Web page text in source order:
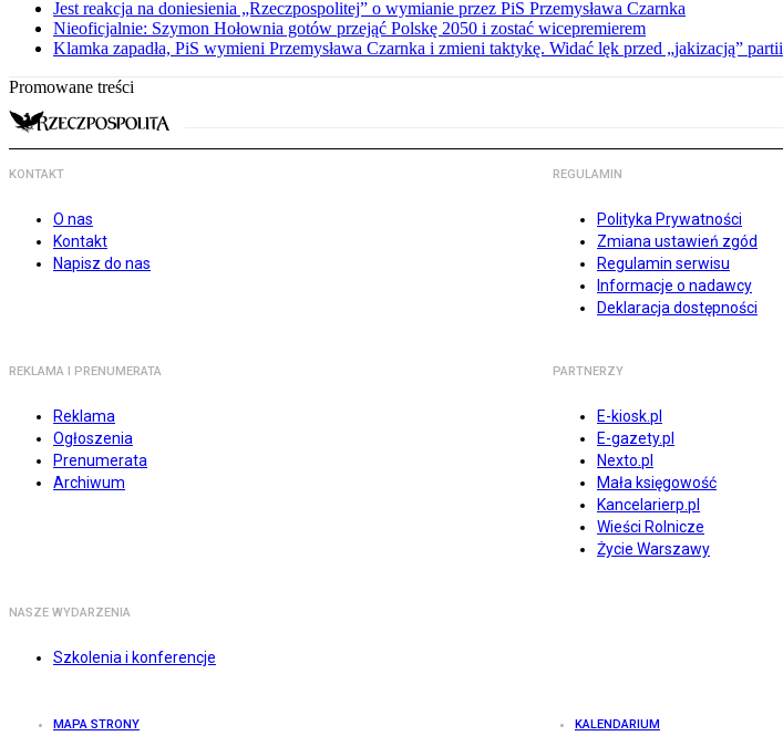
Jest reakcja na doniesienia „Rzeczpospolitej” o wymianie przez PiS Przemysława Czarnka
Nieoficjalnie: Szymon Hołownia gotów przejąć Polskę 2050 i zostać wicepremierem
Klamka zapadła, PiS wymieni Przemysława Czarnka i zmieni taktykę. Widać lęk przed „jakizacją” partii
Promowane treści
KONTAKT
O nas
Kontakt
Napisz do nas
REGULAMIN
Polityka Prywatności
Zmiana ustawień zgód
Regulamin serwisu
Informacje o nadawcy
Deklaracja dostępności
REKLAMA I PRENUMERATA
Reklama
Ogłoszenia
Prenumerata
Archiwum
PARTNERZY
E-kiosk.pl
E-gazety.pl
Nexto.pl
Mała księgowość
Kancelarierp.pl
Wieści Rolnicze
Życie Warszawy
NASZE WYDARZENIA
Szkolenia i konferencje
MAPA STRONY KALENDARIUM